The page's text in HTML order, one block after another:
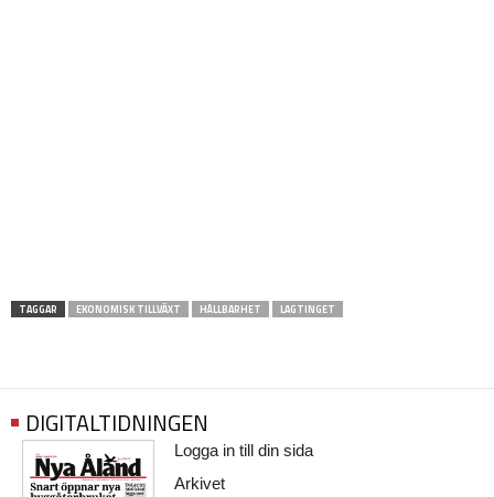
TAGGAR EKONOMISK TILLVÄXT HÅLLBARHET LAGTINGET
DIGITALTIDNINGEN
Logga in till din sida
Arkivet